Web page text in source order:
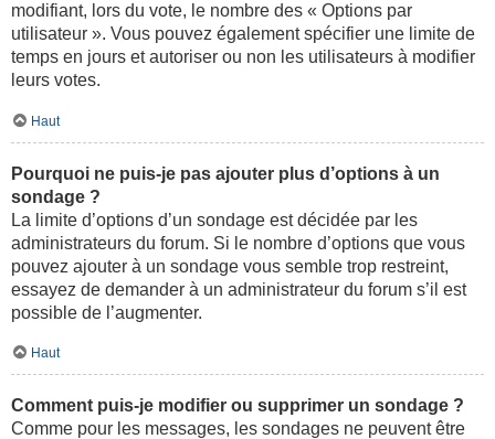
modifiant, lors du vote, le nombre des « Options par
utilisateur ». Vous pouvez également spécifier une limite de
temps en jours et autoriser ou non les utilisateurs à modifier
leurs votes.
Haut
Pourquoi ne puis-je pas ajouter plus d’options à un
sondage ?
La limite d’options d’un sondage est décidée par les
administrateurs du forum. Si le nombre d’options que vous
pouvez ajouter à un sondage vous semble trop restreint,
essayez de demander à un administrateur du forum s’il est
possible de l’augmenter.
Haut
Comment puis-je modifier ou supprimer un sondage ?
Comme pour les messages, les sondages ne peuvent être